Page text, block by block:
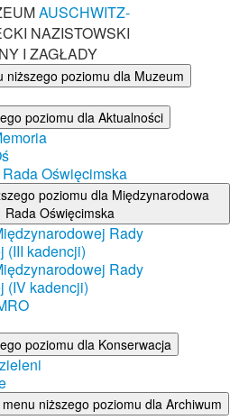
AUSCHWITZ-
NAZISTOWSKI
I ZAGŁADY
niższego poziomu dla Muzeum
poziomu dla Aktualności
Oświęcimska
poziomu dla Międzynarodowa
Rada Oświęcimska
Rady
(III kadencji)
Rady
(IV kadencji)
poziomu dla Konserwacja
menu niższego poziomu dla Archiwum